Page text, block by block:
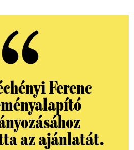
Ferenc
az ajánlatát.